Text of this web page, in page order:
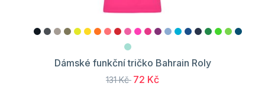
Dámské funkční tričko Bahrain Roly
131 Kč 72 Kč